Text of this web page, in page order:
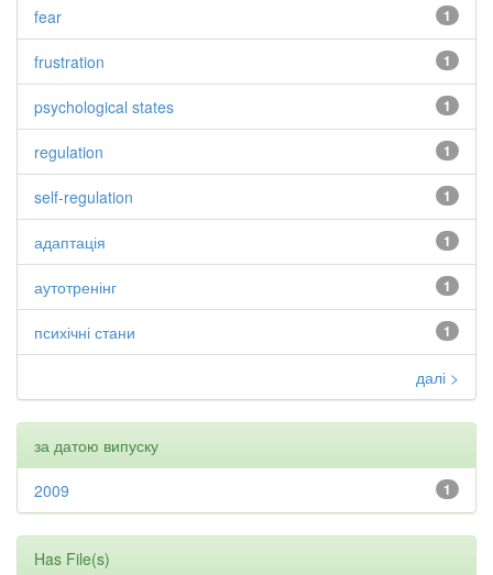
1
fear
1
frustration
1
psychological states
1
regulation
1
self-regulation
1
адаптація
1
аутотренінг
1
психічні стани
далі >
за датою випуску
1
2009
Has File(s)